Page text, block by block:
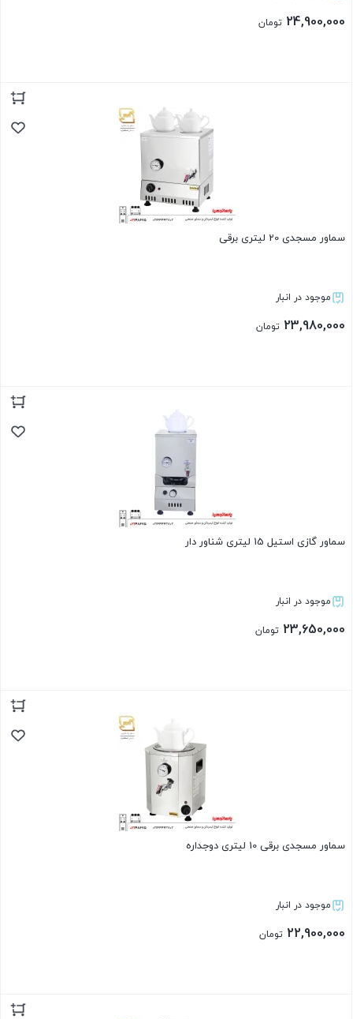
24,900,000 تومان
سماور مسجدی 20 لیتری برقی
موجود در انبار
23,980,000 تومان
سماور گازی استیل 15 لیتری شناور دار
موجود در انبار
23,650,000 تومان
سماور مسجدی برقی 10 لیتری دوجداره
موجود در انبار
22,900,000 تومان